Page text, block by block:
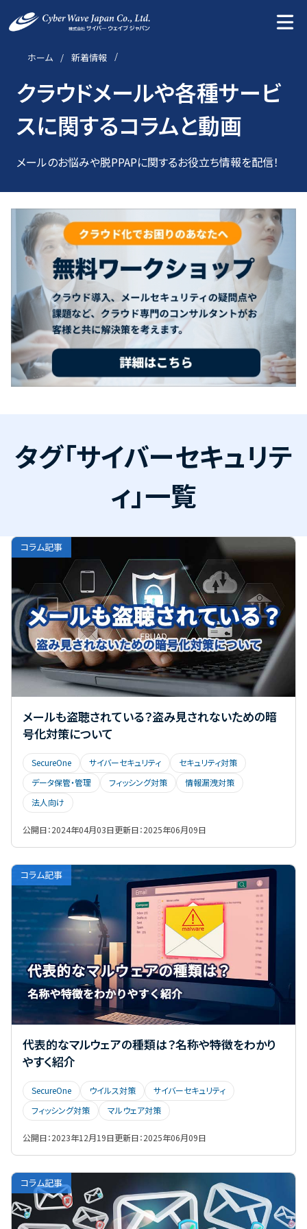
ホーム 新着情報
クラウドメールや各種サービ
スに関するコラムと動画
メールのお悩みや脱PPAPに関するお役立ち情報を配信！
タグ「サイバーセキュリテ
ィ」一覧
コラム記事
メールも盗聴されている？盗み見されないための暗
号化対策について
SecureOne サイバーセキュリティ
セキュリティ対策
データ保管・管理
フィッシング対策
情報漏洩対策
法人向け
公開日：2024年04月03日更新日：2025年06月09日
コラム記事
代表的なマルウェアの種類は？名称や特徴をわかり
やすく紹介
SecureOne ウイルス対策
サイバーセキュリティ
フィッシング対策
マルウェア対策
公開日：2023年12月19日更新日：2025年06月09日
コラム記事